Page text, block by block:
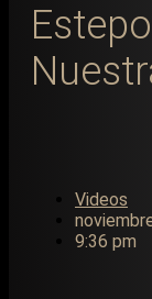
Videos
9:36 pm